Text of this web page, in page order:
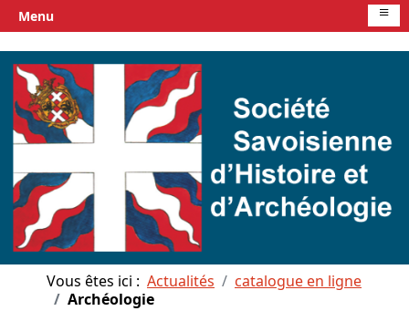
Vous êtes ici : Actualités
catalogue en ligne
Archéologie
Menu ≡